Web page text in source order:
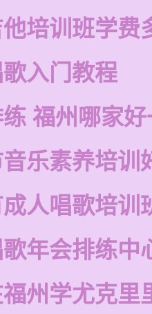
培训班学费
入门教程
福州哪家
乐素养培训
人唱歌培训
年会排练中
州学尤克里